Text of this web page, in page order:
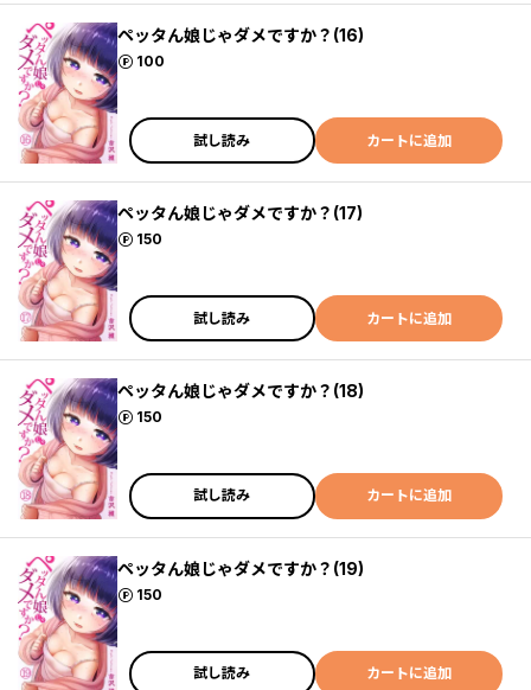
ペッタん娘じゃダメですか？(16)
100
ポイント
試し読み カートに追加
ペッタん娘じゃダメですか？(17)
150
ポイント
試し読み カートに追加
ペッタん娘じゃダメですか？(18)
150
ポイント
試し読み カートに追加
ペッタん娘じゃダメですか？(19)
150
ポイント
試し読み カートに追加